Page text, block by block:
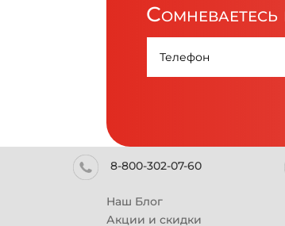
8-800-302-07-60
Наш Блог
Акции и скидки